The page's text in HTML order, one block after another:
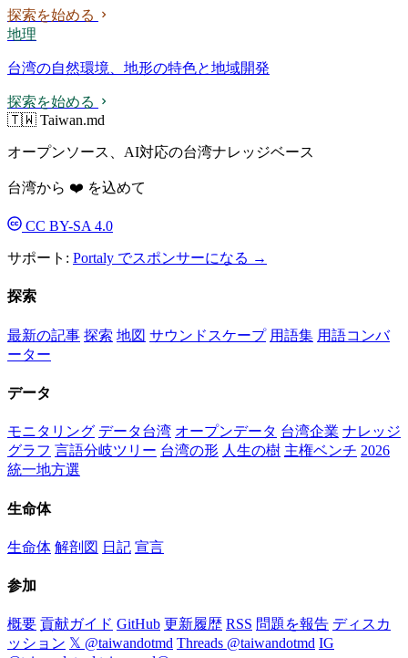
探索を始める
地理
台湾の自然環境、地形の特色と地域開発
探索を始める
🇹🇼 Taiwan.md
オープンソース、AI対応の台湾ナレッジベース
台湾から ❤️ を込めて
CC BY-SA 4.0
サポート: Portaly でスポンサーになる →
探索
最新の記事 探索 地図 サウンドスケープ 用語集 用語コンバ
ーター
データ
モニタリング データ台湾 オープンデータ 台湾企業 ナレッジ
グラフ 言語分岐ツリー 台湾の形 人生の樹 主権ベンチ 2026
統一地方選
生命体
生命体 解剖図 日記 宣言
参加
概要 貢献ガイド GitHub 更新履歴 RSS 問題を報告 ディスカ
ッション 𝕏 @taiwandotmd Threads @taiwandotmd IG